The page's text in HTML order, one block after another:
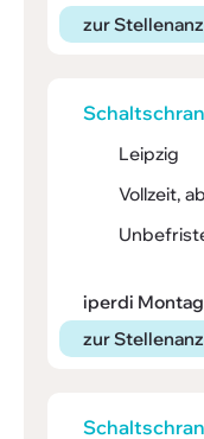
zur
Leipzig
Vollzeit,
iperdi
zur